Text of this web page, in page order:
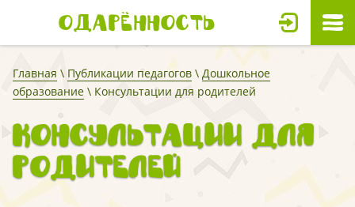
Одарённость
Главная \ Публикации педагогов \ Дошкольное
образование \ Консультации для родителей
Консультации для
родителей